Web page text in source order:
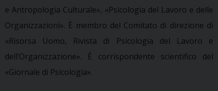
e Antropologia Culturale», «Psicologia del Lavoro e delle
Organizzazioni». È membro del Comitato di direzione di
«Risorsa Uomo, Rivista di Psicologia del Lavoro e
dell’Organizzazione». È corrispondente scientifico del
«Giornale di Psicologia».